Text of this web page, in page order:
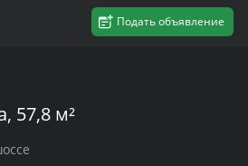
Подать объявление
57,8 м²